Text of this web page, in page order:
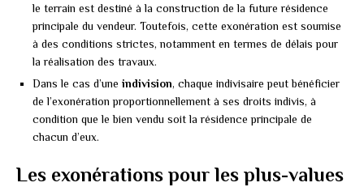
le terrain est destiné à la construction de la future résidence
principale du vendeur. Toutefois, cette exonération est soumise
à des conditions strictes, notamment en termes de délais pour
la réalisation des travaux.
Dans le cas d’une indivision, chaque indivisaire peut bénéficier
de l’exonération proportionnellement à ses droits indivis, à
condition que le bien vendu soit la résidence principale de
chacun d’eux.
Les exonérations pour les plus-values